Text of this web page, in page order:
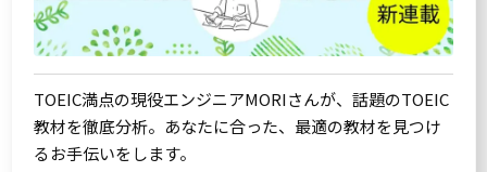
TOEIC満点の現役エンジニアMORIさんが、話題のTOEIC
教材を徹底分析。あなたに合った、最適の教材を見つけ
るお手伝いをします。